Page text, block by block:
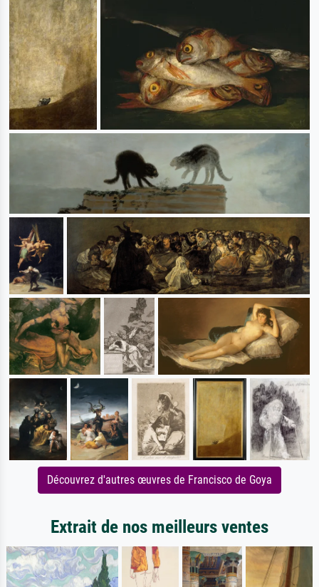
Découvrez d'autres œuvres de Francisco de Goya
Extrait de nos meilleurs ventes